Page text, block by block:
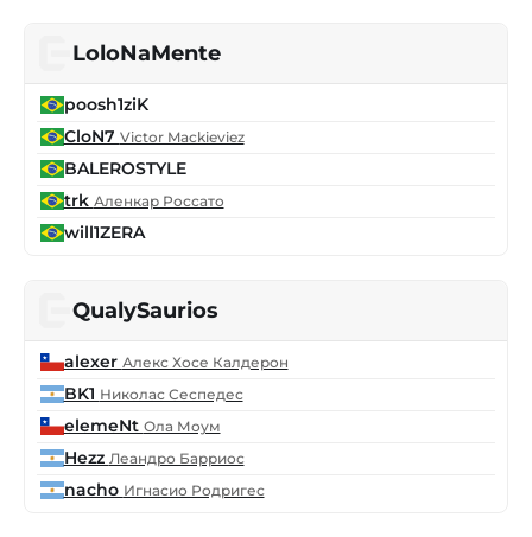
LoloNaMente
poosh1ziK
CloN7 Victor Mackieviez
BALEROSTYLE
trk Аленкар Россато
will1ZERA
QualySaurios
alexer Алекс Хосе Калдерон
BK1 Николас Сеспедес
elemeNt Ола Моум
Hezz Леандро Барриос
nacho Игнасио Родригес